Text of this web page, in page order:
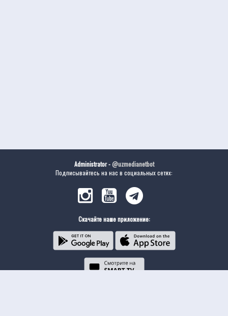
Administrator -@uzmedianetbot
Подписывайтесь на нас в социальных сетях:
Скачайте наше приложение: